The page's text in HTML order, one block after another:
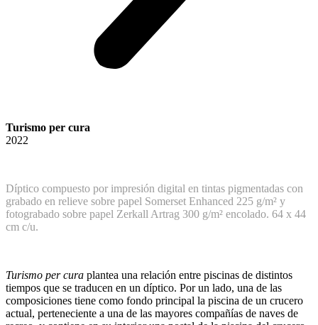
Turismo per cura
2022
Díptico compuesto por impresión digital en tintas pigmentadas con
grabado en relieve sobre papel Somerset Enhanced 225 g/m² y
fotograbado sobre papel Zerkall Artrag 300 g/m² encolado. 64 x 44
cm c/u.
Turismo per cura plantea una relación entre piscinas de distintos
tiempos que se traducen en un díptico. Por un lado, una de las
composiciones tiene como fondo principal la piscina de un crucero
actual, perteneciente a una de las mayores compañías de naves de